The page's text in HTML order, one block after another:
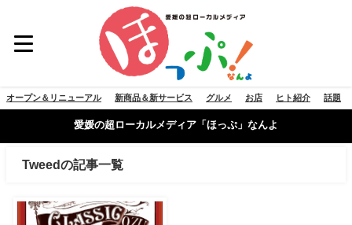
オープン＆リニューアル 新商品＆新サービス グルメ お店 ヒト紹介 話題
愛媛の超ローカルメディア「ほっぷ」なんよ
Tweedの記事一覧